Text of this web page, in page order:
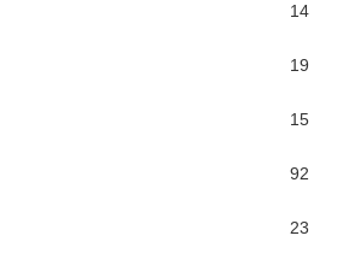
14
19
15
92
23